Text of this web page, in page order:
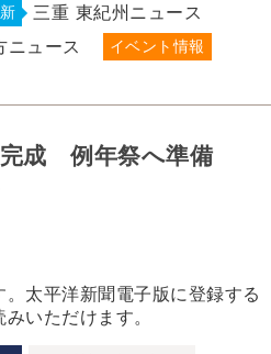
三重 東紀州ニュース
ニュース イベント情報
完成 例年祭へ準備
太平洋新聞電子版に登録する
いただけます。